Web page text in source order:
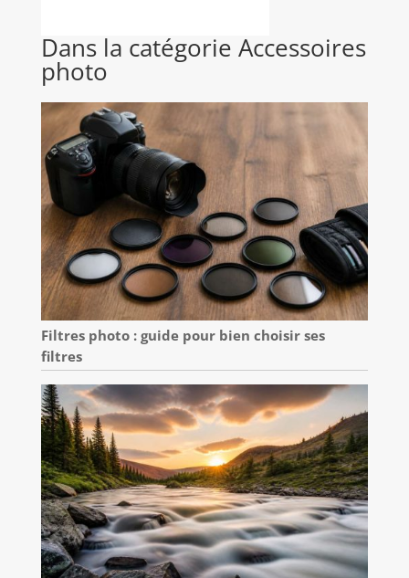
Dans la catégorie Accessoires
photo
Filtres photo : guide pour bien choisir ses
filtres